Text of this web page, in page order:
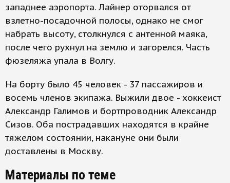
западнее аэропорта. Лайнер оторвался от
взлетно-посадочной полосы, однако не смог
набрать высоту, столкнулся с антенной маяка,
после чего рухнул на землю и загорелся. Часть
фюзеляжа упала в Волгу.
На борту было 45 человек - 37 пассажиров и
восемь членов экипажа. Выжили двое - хоккеист
Александр Галимов и бортпроводник Александр
Сизов. Оба пострадавших находятся в крайне
тяжелом состоянии, накануне они были
доставлены в Москву.
Материалы по теме